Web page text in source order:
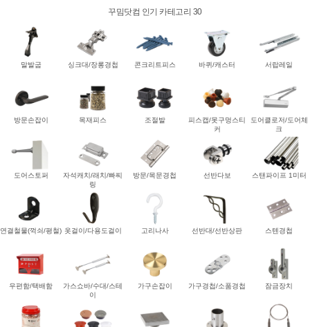
꾸밈닷컴 인기 카테고리 30
말발굽 싱크대/장롱경첩 콘크리트피스 바퀴/캐스터 서랍레일
방문손잡이 목재피스 조절발
피스캡/못구멍스티
커
도어클로저/도어체
크
도어스토퍼
자석캐치/래치/빠찌
링
방문/목문경첩 선반다보 스탠파이프 1미터
연결철물(꺽쇠/평철) 옷걸이/다용도걸이 고리나사 선반대/선반상판 스텐경첩
우편함/택배함
가스쇼바/수대/스테
이
가구손잡이 가구경첩/소품경첩 잠금장치